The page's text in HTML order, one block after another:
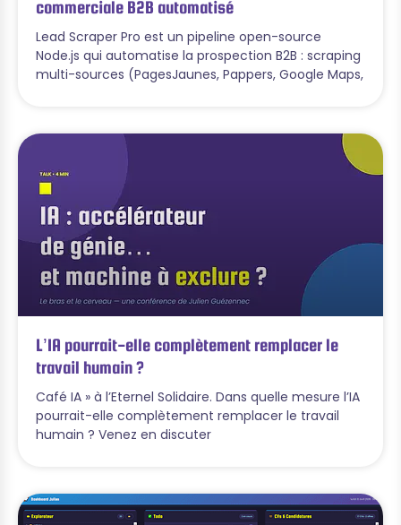
commerciale B2B automatisé
Lead Scraper Pro est un pipeline open-source
Node.js qui automatise la prospection B2B : scraping
multi-sources (PagesJaunes, Pappers, Google Maps,
L’IA pourrait-elle complètement remplacer le
travail humain ?
Café IA » à l’Eternel Solidaire. Dans quelle mesure l’IA
pourrait-elle complètement remplacer le travail
humain ? Venez en discuter